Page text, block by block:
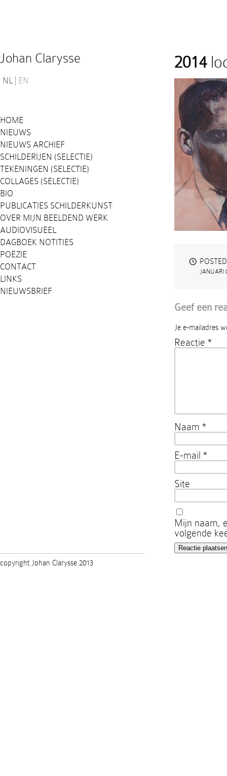
Johan Clarysse
NL EN
HOME
NIEUWS
NIEUWS ARCHIEF
SCHILDERIJEN (SELECTIE)
TEKENINGEN (SELECTIE)
COLLAGES (SELECTIE)
BIO
PUBLICATIES SCHILDERKUNST
OVER MIJN BEELDEND WERK
AUDIOVISUEEL
DAGBOEK NOTITIES
POËZIE
CONTACT
LINKS
NIEUWSBRIEF
2014
JANUARI
Geef een
Je e-mailadres
Reactie *
Naam *
E-mail *
Site
Mijn naam,
volgende
copyright Johan Clarysse 2013